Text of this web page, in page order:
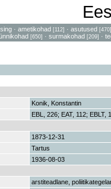
· ametikohad [112] · asutused [470]
[650] · surmakohad [209] ·
Konik, Konstantin
EBL, 226; EAT, 112;
1873-12-31
Tartus
1936-08-03
arstiteadlane,